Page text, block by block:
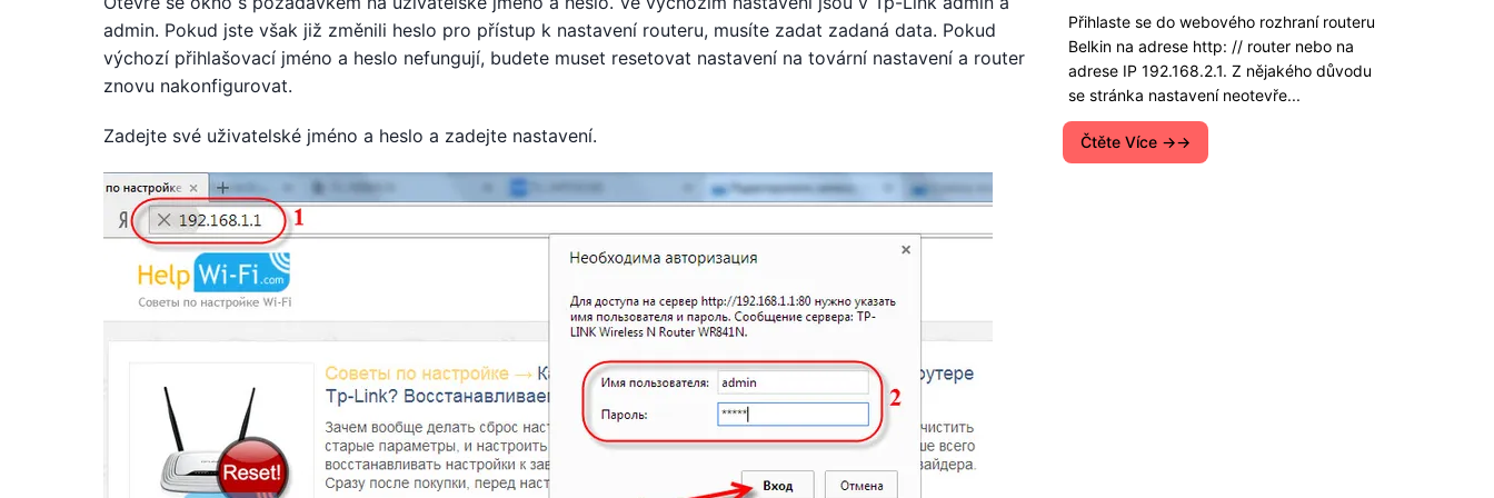
admin. Pokud jste však již změnili heslo pro přístup k nastavení routeru, musíte zadat zadaná data. Pokud
výchozí přihlašovací jméno a heslo nefungují, budete muset resetovat nastavení na tovární nastavení a router
znovu nakonfigurovat.
Zadejte své uživatelské jméno a heslo a zadejte nastavení.
Přihlaste se do webového rozhraní routeru
Belkin na adrese http: // router nebo na
adrese IP 192.168.2.1. Z nějakého důvodu
se stránka nastavení neotevře...
Čtěte Více →